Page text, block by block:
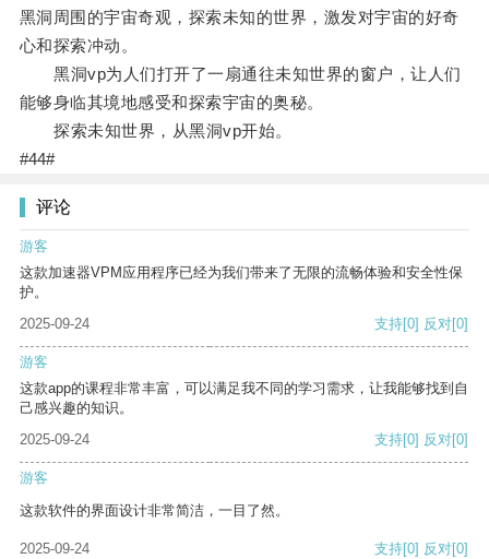
黑洞周围的宇宙奇观，探索未知的世界，激发对宇宙的好奇
心和探索冲动。
黑洞vp为人们打开了一扇通往未知世界的窗户，让人们
能够身临其境地感受和探索宇宙的奥秘。
探索未知世界，从黑洞vp开始。
#44#
评论
游客
这款加速器VPM应用程序已经为我们带来了无限的流畅体验和安全性保
护。
2025-09-24
支持[0] 反对[0]
游客
这款app的课程非常丰富，可以满足我不同的学习需求，让我能够找到自
己感兴趣的知识。
2025-09-24
支持[0] 反对[0]
游客
这款软件的界面设计非常简洁，一目了然。
2025-09-24 支持[0] 反对[0]